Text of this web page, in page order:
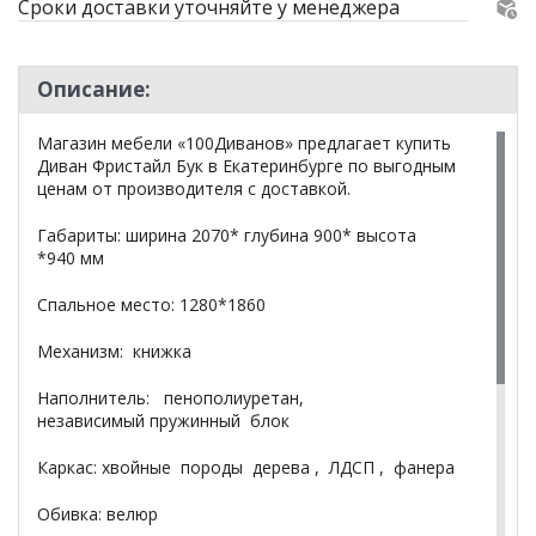
Сроки доставки уточняйте у менеджера
Описание:
Магазин мебели «100Диванов» предлагает купить
Диван Фристайл Бук в Екатеринбурге по выгодным
ценам от производителя с доставкой.
Габариты: ширина 2070* глубина 900* высота
*940 мм
Спальное место: 1280*1860
Механизм: книжка
Наполнитель: пенополиуретан,
независимый пружинный блок
Каркас: хвойные породы дерева , ЛДСП , фанера
Обивка: велюр